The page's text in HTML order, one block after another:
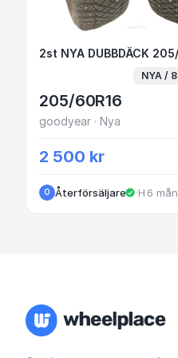
2st NYA
NYA /
205/60R16
goodyear · Nya
2 500 kr
O Återförsäljare · Huskvarna
·6